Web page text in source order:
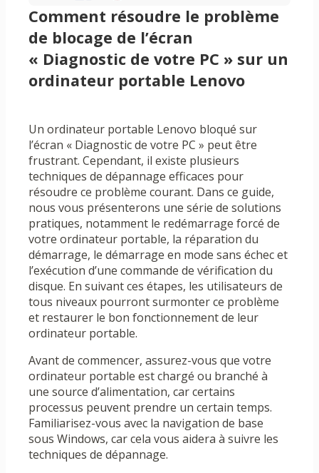
Comment résoudre le problème
de blocage de l’écran
« Diagnostic de votre PC » sur un
ordinateur portable Lenovo
Un ordinateur portable Lenovo bloqué sur
l’écran « Diagnostic de votre PC » peut être
frustrant. Cependant, il existe plusieurs
techniques de dépannage efficaces pour
résoudre ce problème courant. Dans ce guide,
nous vous présenterons une série de solutions
pratiques, notamment le redémarrage forcé de
votre ordinateur portable, la réparation du
démarrage, le démarrage en mode sans échec et
l’exécution d’une commande de vérification du
disque. En suivant ces étapes, les utilisateurs de
tous niveaux pourront surmonter ce problème
et restaurer le bon fonctionnement de leur
ordinateur portable.
Avant de commencer, assurez-vous que votre
ordinateur portable est chargé ou branché à
une source d’alimentation, car certains
processus peuvent prendre un certain temps.
Familiarisez-vous avec la navigation de base
sous Windows, car cela vous aidera à suivre les
techniques de dépannage.